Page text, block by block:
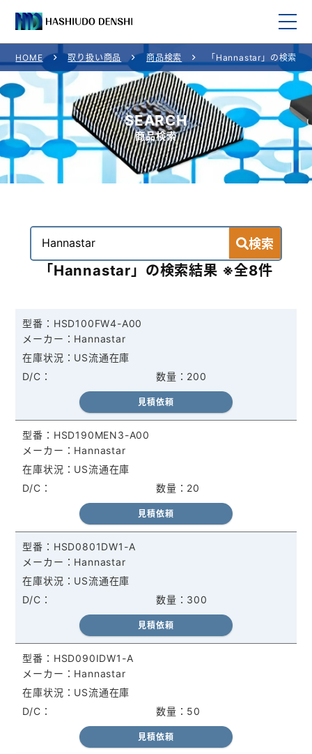
HOME
取り扱い商品
取り扱いメーカー一覧
ご利用案内
お問い合わせ
HOME 取り扱い商品 商品検索 「Hannastar」の検索結
SEARCH
商品検索
検索
「Hannastar」の検索結果 ※全8件
HSD100FW4-A00
Hannastar
200
US流通在庫
見積依頼
HSD190MEN3-A00
Hannastar
20
US流通在庫
見積依頼
HSD0801DW1-A
Hannastar
300
US流通在庫
見積依頼
HSD090IDW1-A
Hannastar
50
US流通在庫
見積依頼